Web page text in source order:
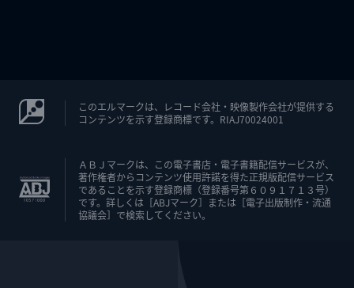
このエルマークは、レコード会社・映像製作会社が提供する
コンテンツを示す登録商標です。RIAJ70024001
ＡＢＪマークは、この電子書店・電子書籍配信サービスが、
著作権者からコンテンツ使用許諾を得た正規版配信サービス
であることを示す登録商標（登録番号第６０９１７１３号）
です。詳しくは［ABJマーク］または［電子出版制作・流通
協議会］で検索してください。